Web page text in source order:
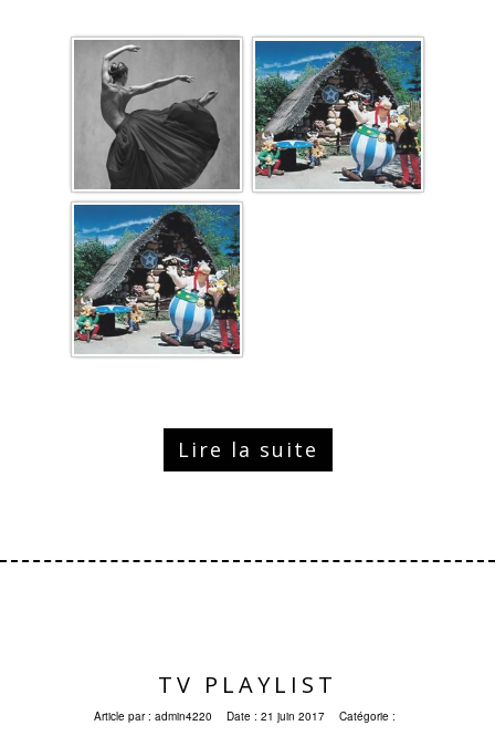
Lire la suite
TV PLAYLIST
Article par : admin4220 Date : 21 juin 2017 Catégorie :